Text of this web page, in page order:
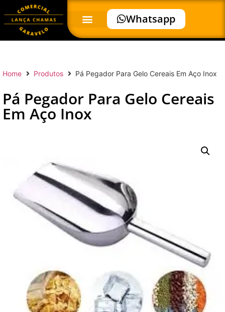
Whatsapp
Home Produtos Pá Pegador Para Gelo Cereais Em Aço Inox
Pá Pegador Para Gelo Cereais
Em Aço Inox